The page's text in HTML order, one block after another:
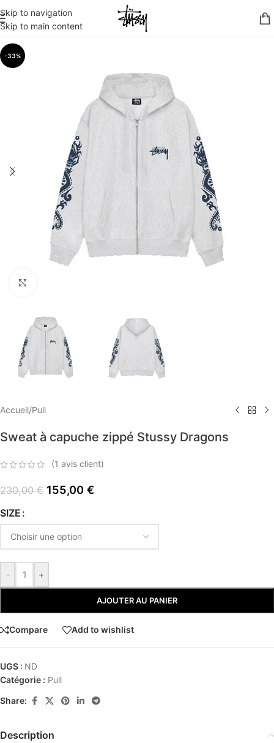
Skip to navigation
Skip to main content
-33%
Accueil/Pull
Sweat à capuche zippé Stussy Dragons
(1 avis client)
230,00€ 155,00 €
SIZE
- +
AJOUTER AU PANIER
Compare Add to wishlist
UGS : ND
Catégorie : Pull
Share:
Description